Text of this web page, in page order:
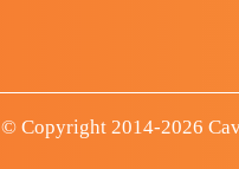
© Copyright 2014-2026